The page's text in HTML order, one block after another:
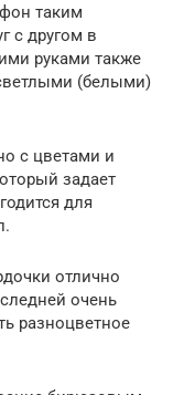
таким
с другом в
руками также
(белыми)
с цветами и
задает
для
отлично
очень
разноцветное